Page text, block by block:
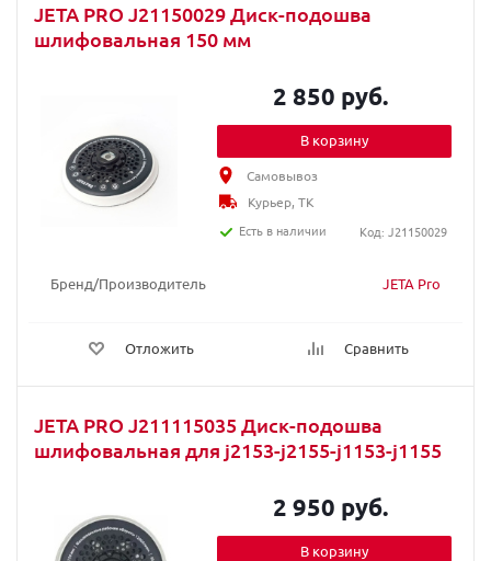
JETA PRO J21150029 Диск-подошва
шлифовальная 150 мм
Бренд/Производитель JETA Pro
Отложить Сравнить
2 850 руб.
В корзину
Самовывоз
Курьер, ТК
Есть в наличии
Код: J21150029
JETA PRO J211115035 Диск-подошва
шлифовальная для j2153-j2155-j1153-j1155
2 950 руб.
В корзину